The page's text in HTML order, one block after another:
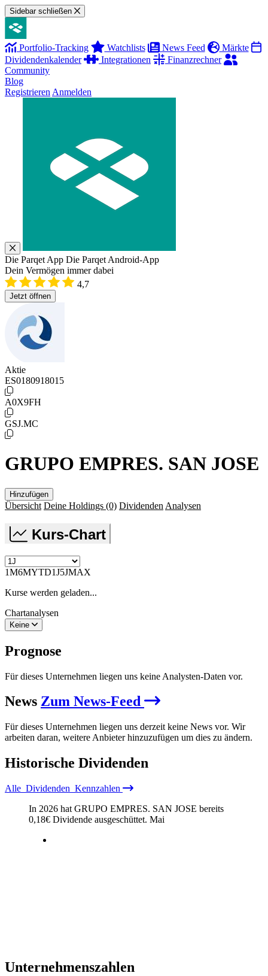
Sidebar schließen
Portfolio-Tracking Watchlists News Feed
Märkte
Dividendenkalender
Integrationen
Finanzrechner
Community
Blog
Registrieren Anmelden
Die Parqet App Die Parqet Android-App
Dein Vermögen immer dabei
4,7
Jetzt öffnen
Aktie
ES0180918015
A0X9FH
GSJ.MC
GRUPO EMPRES. SAN JOSE
Hinzufügen
Übersicht Deine Holdings (0) Dividenden Analysen
Kurs-Chart
1M6MYTD1J5JMAX
Kurse werden geladen...
Chartanalysen
Keine
Prognose
Für dieses Unternehmen liegen uns keine Analysten-Daten vor.
News Zum News-Feed
Für dieses Unternehmen liegen uns derzeit keine News vor. Wir
arbeiten daran, weitere Anbieter hinzuzufügen um dies zu ändern.
Historische Dividenden
Alle Dividenden Kennzahlen
In 2026 hat GRUPO EMPRES. SAN JOSE bereits
0,18€ Dividende ausgeschüttet. Mai
Unternehmenszahlen